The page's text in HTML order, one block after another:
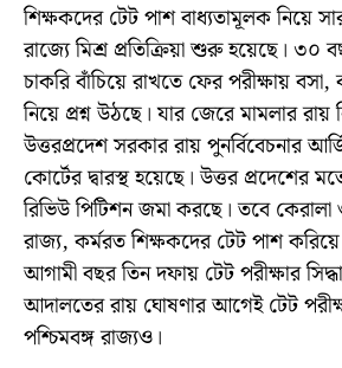
শিক্ষকদের টেট পাশ বাধ্যতামূলক নিয়ে
রাজ্যে মিশ্র প্রতিক্রিয়া শুরু হয়েছে। ৩০
চাকরি বাঁচিয়ে রাখতে ফের পরীক্ষায়
নিয়ে প্রশ্ন উঠছে। যার জেরে মামলার রায়
উত্তরপ্রদেশ সরকার রায় পুনর্বিবেচনার
কোর্টের দ্বারস্থ হয়েছে। উত্তর প্রদেশের
রিভিউ পিটিশন জমা করছে। তবে
রাজ্য, কর্মরত শিক্ষকদের টেট পাশ
আগামী বছর তিন দফায় টেট পরীক্ষার
আদালতের রায় ঘোষণার আগেই টেট
পশ্চিমবঙ্গ রাজ্যও।